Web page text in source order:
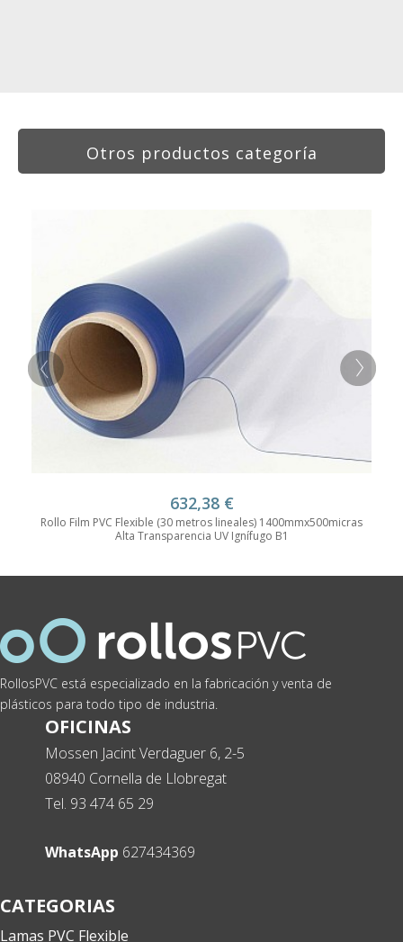
Otros productos categoría
632,38 €
Rollo Film PVC Flexible (30 metros lineales) 1400mmx500micras
Alta Transparencia UV Ignífugo B1
RollosPVC está especializado en la fabricación y venta de
plásticos para todo tipo de industria.
OFICINAS
Mossen Jacint Verdaguer 6, 2-5
08940 Cornella de Llobregat
Tel. 93 474 65 29
WhatsApp 627434369
CATEGORIAS
Lamas PVC Flexible
RollosPVC